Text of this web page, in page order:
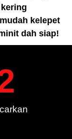
kelepet
dah siap!